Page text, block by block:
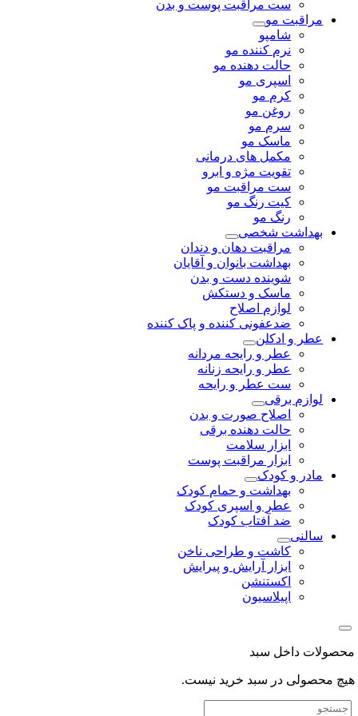
ست مراقبت پوست و بدن
مراقبت مو
شامپو
نرم کننده مو
حالت دهنده مو
اسپری مو
کرم مو
روغن مو
سرم مو
ماسک مو
مکمل های درمانی
تقویت مژه و ابرو
ست مراقبت مو
کیت رنگ مو
رنگ مو
بهداشت شخصی
مراقبت دهان و دندان
بهداشت بانوان و آقایان
شوینده دست و بدن
ماسک و دستکش
لوازم اصلاح
ضدعفونی کننده و پاک کننده
عطر و ادکلن
عطر و رایحه مردانه
عطر و رایحه زنانه
ست عطر و رایحه
لوازم برقی
اصلاح صورت و بدن
حالت دهنده برقی
ابزار سلامت
ابزار مراقبت پوست
مادر و کودک
بهداشت و حمام کودک
عطر و اسپری کودک
ضد آفتاب کودک
سالنی
کاشت و طراحی ناخن
ابزار آرایش و پیرایش
اکستنشن
اپیلاسیون
داخل سبد
در سبد خرید نیست.